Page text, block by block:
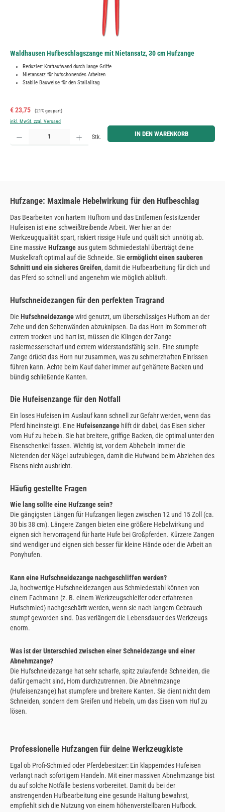
Waldhausen Hufbeschlagszange mit Nietansatz, 30 cm Hufzange
Reduziert Kraftaufwand durch lange Griffe
Nietansatz für hufschonendes Arbeiten
Stabile Bauweise für den Stallalltag
Verkaufspreis:
€ 23,75 Regulärer Preis:
(21% gespart)
inkl. MwSt. zzgl. Versand
Produkt Anzahl: Gib den gewünschten Wert ein oder benutze die Schaltflächen um die Anzahl zu
Stk. IN DEN WARENKORB
Hufzange: Maximale Hebelwirkung für den Hufbeschlag
Das Bearbeiten von hartem Hufhorn und das Entfernen festsitzender
Hufeisen ist eine schweißtreibende Arbeit. Wer hier an der
Werkzeugqualität spart, riskiert rissige Hufe und quält sich unnötig ab.
Eine massive Hufzangeaus gutem Schmiedestahl überträgt deine
Muskelkraft optimal auf die Schneide. Sie ermöglicht einen sauberen
Schnitt und ein sicheres Greifen, damit die Hufbearbeitung für dich und
das Pferd so schnell und angenehm wie möglich abläuft.
Hufschneidezangen für den perfekten Tragrand
Die Hufschneidezangewird genutzt, um überschüssiges Hufhorn an der
Zehe und den Seitenwänden abzuknipsen. Da das Horn im Sommer oft
extrem trocken und hart ist, müssen die Klingen der Zange
rasiermesserscharf und extrem widerstandsfähig sein. Eine stumpfe
Zange drückt das Horn nur zusammen, was zu schmerzhaften Einrissen
führen kann. Achte beim Kauf daher immer auf gehärtete Backen und
bündig schließende Kanten.
Die Hufeisenzange für den Notfall
Ein loses Hufeisen im Auslauf kann schnell zur Gefahr werden, wenn das
Pferd hineinsteigt. Eine Hufeisenzange hilft dir dabei, das Eisen sicher
vom Huf zu hebeln. Sie hat breitere, griffige Backen, die optimal unter den
Eisenschenkel fassen. Wichtig ist, vor dem Abhebeln immer die
Nietenden der Nägel aufzubiegen, damit die Hufwand beim Abziehen des
Eisens nicht ausbricht.
Häufig gestellte Fragen
Wie lang sollte eine Hufzange sein?
Die gängigsten Längen für Hufzangen liegen zwischen 12 und 15 Zoll (ca.
30 bis 38 cm). Längere Zangen bieten eine größere Hebelwirkung und
eignen sich hervorragend für harte Hufe bei Großpferden. Kürzere Zangen
sind wendiger und eignen sich besser für kleine Hände oder die Arbeit an
Ponyhufen.
Kann eine Hufschneidezange nachgeschliffen werden?
Ja, hochwertige Hufschneidezangen aus Schmiedestahl können von
einem Fachmann (z. B. einem Werkzeugschleifer oder erfahrenen
Hufschmied) nachgeschärft werden, wenn sie nach langem Gebrauch
stumpf geworden sind. Das verlängert die Lebensdauer des Werkzeugs
enorm.
Was ist der Unterschied zwischen einer Schneidezange und einer
Abnehmzange?
Die Hufschneidezange hat sehr scharfe, spitz zulaufende Schneiden, die
dafür gemacht sind, Horn durchzutrennen. Die Abnehmzange
(Hufeisenzange) hat stumpfere und breitere Kanten. Sie dient nicht dem
Schneiden, sondern dem Greifen und Hebeln, um das Eisen vom Huf zu
lösen.
Professionelle Hufzangen für deine Werkzeugkiste
Egal ob Profi-Schmied oder Pferdebesitzer: Ein klapperndes Hufeisen
verlangt nach sofortigem Handeln. Mit einer massiven Abnehmzange bist
du auf solche Notfälle bestens vorbereitet. Damit du bei der
anstrengenden Hufbearbeitung eine gesunde Haltung bewahrst,
empfiehlt sich die Nutzung von einem höhenverstellbaren Hufbock.